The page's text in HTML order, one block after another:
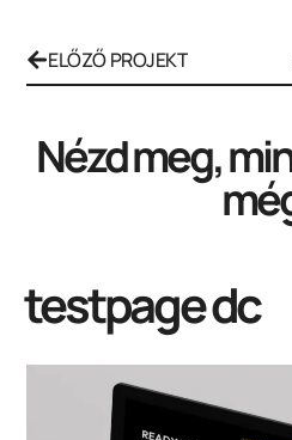
ELŐZŐ PROJEKT
Nézd meg,
testpage dc